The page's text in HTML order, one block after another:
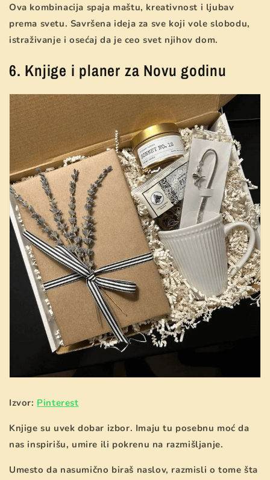
Ova kombinacija spaja maštu, kreativnost i ljubav
prema svetu. Savršena ideja za sve koji vole slobodu,
istraživanje i osećaj da je ceo svet njihov dom.
6. Knjige i planer za Novu godinu
Izvor: Pinterest
Knjige su uvek dobar izbor. Imaju tu posebnu moć da
nas inspirišu, umire ili pokrenu na razmišljanje.
Umesto da nasumično biraš naslov, razmisli o tome šta